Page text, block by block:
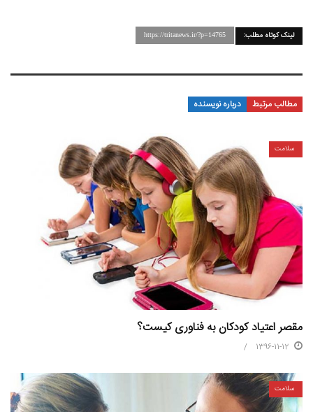
لینک کوتاه مطلب: https://tritanews.ir/?p=14765
مطالب مرتبط درباره نویسنده
سلامت
مقصر اعتیاد کودکان به فناوری کیست؟
1396-11-12
سلامت